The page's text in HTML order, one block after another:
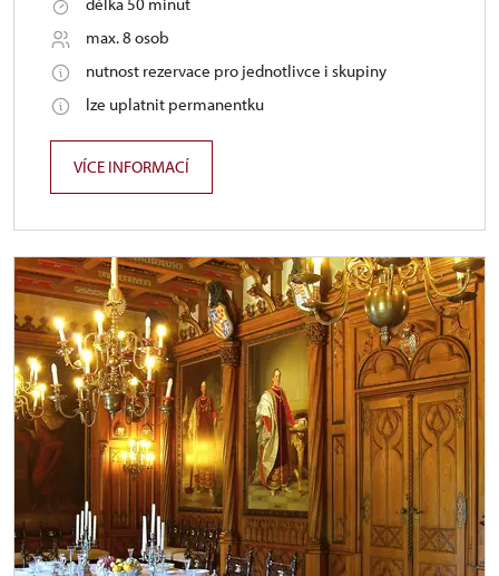
max. 8 osob
nutnost rezervace pro jednotlivce i skupiny
lze uplatnit permanentku
VÍCE INFORMACÍ